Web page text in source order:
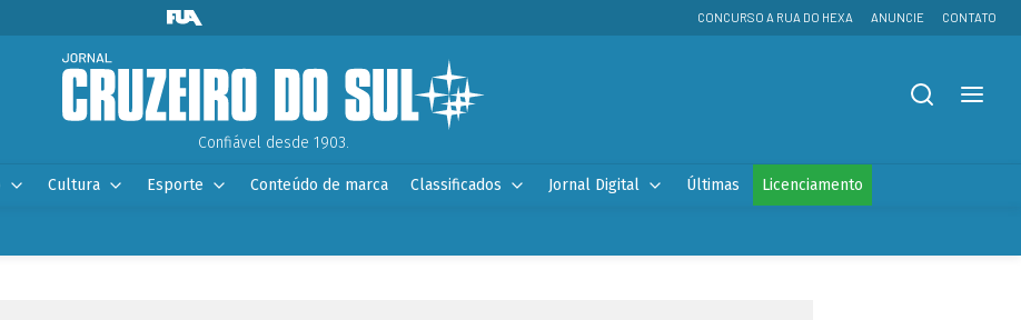
CONCURSO A RUA DO HEXA ANUNCIE CONTATO
Confiável desde 1903.
Cultura Esporte Conteúdo de marca Classificados Jornal Digital Últimas Licenciamento